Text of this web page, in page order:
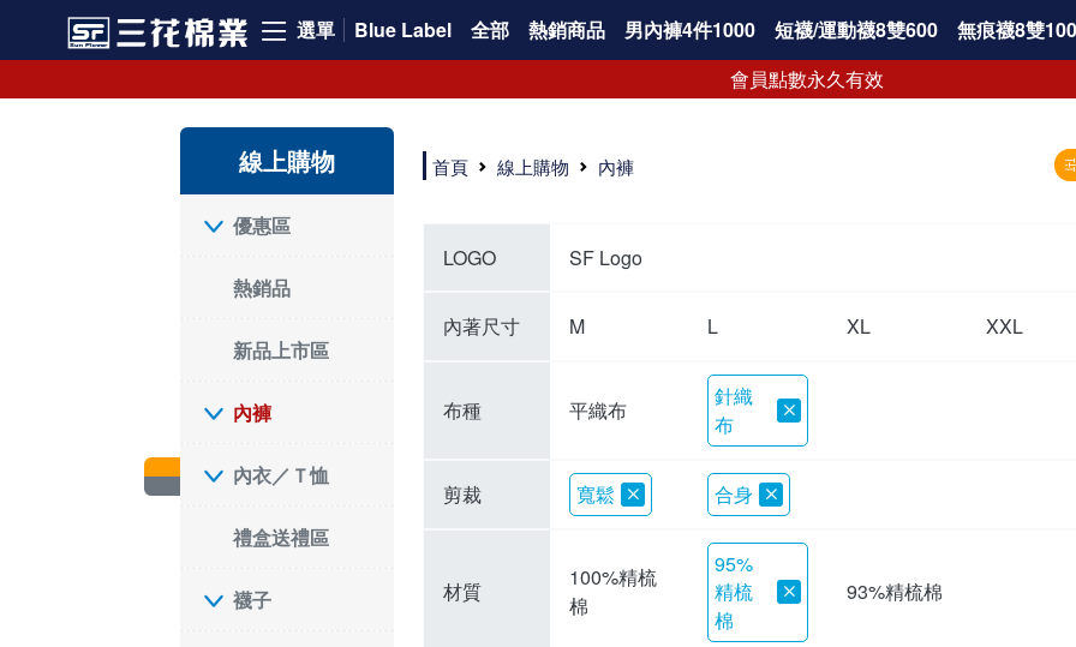
選單 Blue Label 全部 熱銷商品 男內褲4件1000 短襪/運動襪8雙600 無痕襪8雙
會員點數永久有效
線上購物
優惠區
熱銷品
新品上市區
內褲
內衣／Ｔ恤
禮盒送禮區
襪子
選擇內褲、平口褲、純棉內褲首重品質。舒適、透氣的內褲、平口褲、純棉內褲能影響健康，須謹慎挑選。三花內褲透氣不悶，值得信賴！
三花內褲、平口褲、純棉內褲50年來持續升級，符合人體工學設計，柔軟無勒痕的鬆緊帶。三花內褲是肌膚好友，口碑熱銷！
選擇內褲首重品質。三花內褲50年來不斷升級，證明其卓越品質。符合人體工學剪裁，柔軟無痕鬆緊帶，是必買首選。兼具品質與外型，與肌膚零感接觸，穿著舒適，看來有質感。三花內褲設計獨特，質料優良，專業剪裁，呵護肌膚。新鮮高品質棉材製成，多款選擇，耐洗耐穿，三花內褲絕對首選。
"內褲購買及使用經驗網友來信分享 近年來，我經常在大型連鎖賣場如佳瑪、美華泰等地看到三花內褲的展示。最近一兩年，甚至百貨公司及街頭店鋪都開始大量出現三花專櫃或專賣店。我猜測，這應該是三花在營運策略上的調整，才使得這些改變成為現實。 本來，三花內褲一直是消費者選購內褲時的熱門選項之一。內褲櫃點的增多使我更加注意到這個品牌，因此我在選購內褲時，特意多研究了一下三花內褲的設計。 先從內褲外層包裝談起，有些內褲有PP袋包裝，有些則沒有。雖然這是一件小事，但我發現朋友們中有人會介意內褲包裝沒有PP袋。他們認為沒有PP袋會使包裝不夠精美。對我來說，有PP袋確實能提升包裝的精緻度，但內褲不裝PP袋其實也算是環保。所以，這就看每個人對內褲包裝的需求和感受了。 每次購買內褲時，我都會特別帶一件五片式剪裁的內褲。三花的平口內褲被稱為全國第一件五片式剪裁內褲，這話應該不是隨便說說的，畢竟三花是一個擁有超過50年歷史的老品牌，專注於研發和改良內褲。當初，我覺得這種設計有些花俏，只是圖個新鮮買來試試，結果發現內褲多一片真的有其優勢，尤其是減少了內褲卡屁的次數。雖然這個狀況不可能完全消失，但大大增加了穿著的舒適度。 三花內褲的價格也在我能接受的範圍內，因此它逐漸成為我的心頭好。此外，內褲選購時的另一個重要因素是鬆緊帶。看內褲是否舊了，第一眼通常看鬆緊帶。故意或不小心露出內褲褲頭的時候，印象分數也是由鬆緊帶決定的。 很多內褲品牌強調鬆緊帶的造型及花樣，這類內褲非常適合一些特殊場合，如單身聯誼或約會時穿著，能夠加分不少。日常使用的內褲則建議選擇鬆緊帶不易鬆垮的，花樣其次。三花特別強調內褲鬆緊帶的耐洗度，而其他品牌鮮少提及這一點。 分場合選擇內褲是我的習慣。特殊場合內褲要講究一點，但平日則需要選擇鬆緊帶有保障的內褲。畢竟，內褲是每天陪伴我們超過12個小時的衣物，找到適合自己且耐洗耐穿高CP值的內褲才是最明智的選擇。 內褲畢竟是消耗品，定期更換非常重要。如果內褲沾染到髒污或處於潮濕的環境，就不應該撐太久。這是因為內褲長期接觸身體的重要部位，所以選擇和保養都要謹慎。 以上是我個人的內褲使用分享，並非業配，不代表任何人的立場。內褲還是要以自身體驗最為準確。希望大家都能找到適合自己的內褲，並多多支持台灣品牌。"
首頁 線上購物 內褲
LOGO SF Logo
內著尺寸 M L XL XXL
布種 平織布
針織
布
剪裁 寬鬆 合身
材質
100%精梳
棉
95%
精梳
棉
93%精梳棉